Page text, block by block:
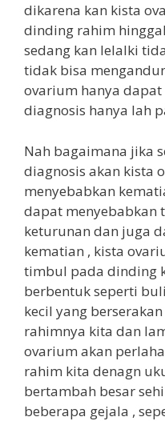
dikarena kan kista
dinding rahim
sedang kan lelalki
tidak bisa
ovarium hanya dapat
diagnosis hanya lah
Nah bagaimana jika
diagnosis akan kista
menyebabkan
dapat menyebabkan
keturunan dan juga
kematian , kista
timbul pada dinding
berbentuk seperti
kecil yang
rahimnya kita dan
ovarium akan
rahim kita denagn
bertambah besar
beberapa gejala ,